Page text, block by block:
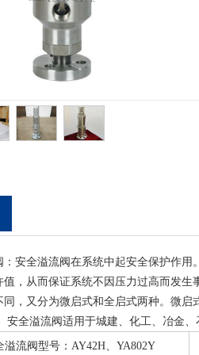
：安全溢流阀在系统中起安全保护作
值，从而保证系统不因压力过高而发
同，又分为微启式和全启式两种。微
安全溢流阀适用于城建、化工、冶金
溢流阀型号：AY42H、YA802Y